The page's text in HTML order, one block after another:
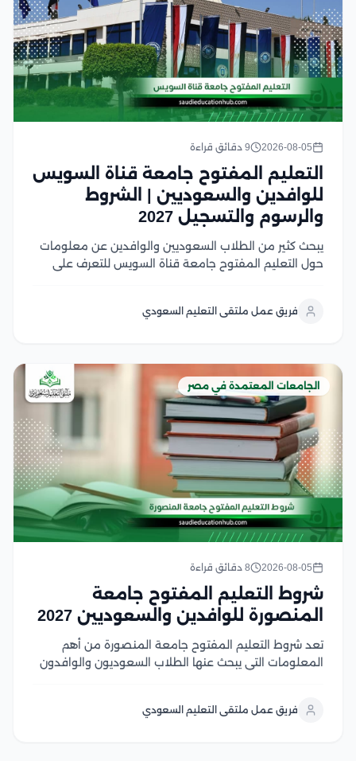
2026-08-05 9 دقائق قراءة
التعليم المفتوح جامعة قناة السويس
للوافدين والسعوديين | الشروط
والرسوم والتسجيل 2027
يبحث كثير من الطلاب السعوديين والوافدين عن معلومات
حول التعليم المفتوح جامعة قناة السويس للتعرف على
شروط القبول، وشروط...
فريق عمل ملتقى التعليم السعودي
الجامعات المعتمدة في مصر
2026-08-05 8 دقائق قراءة
شروط التعليم المفتوح جامعة
المنصورة للوافدين والسعوديين 2027
تعد شروط التعليم المفتوح جامعة المنصورة من أهم
المعلومات التي يبحث عنها الطلاب السعوديون والوافدون
وفق متطلبات مناسبة للدارسين في هذا المقال سوف
فريق عمل ملتقى التعليم السعودي